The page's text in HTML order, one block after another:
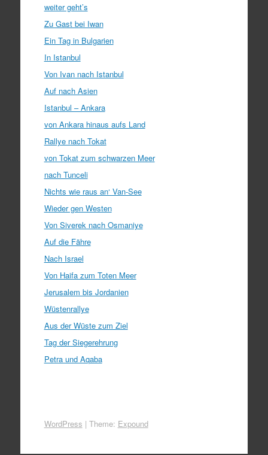
weiter geht’s
Zu Gast bei Iwan
Ein Tag in Bulgarien
In Istanbul
Von Ivan nach Istanbul
Auf nach Asien
Istanbul – Ankara
von Ankara hinaus aufs Land
Rallye nach Tokat
von Tokat zum schwarzen Meer
nach Tunceli
Nichts wie raus an‘ Van-See
Wieder gen Westen
Von Siverek nach Osmaniye
Auf die Fähre
Nach Israel
Von Haifa zum Toten Meer
Jerusalem bis Jordanien
Wüstenrallye
Aus der Wüste zum Ziel
Tag der Siegerehrung
Petra und Aqaba
WordPress | Theme: Expound